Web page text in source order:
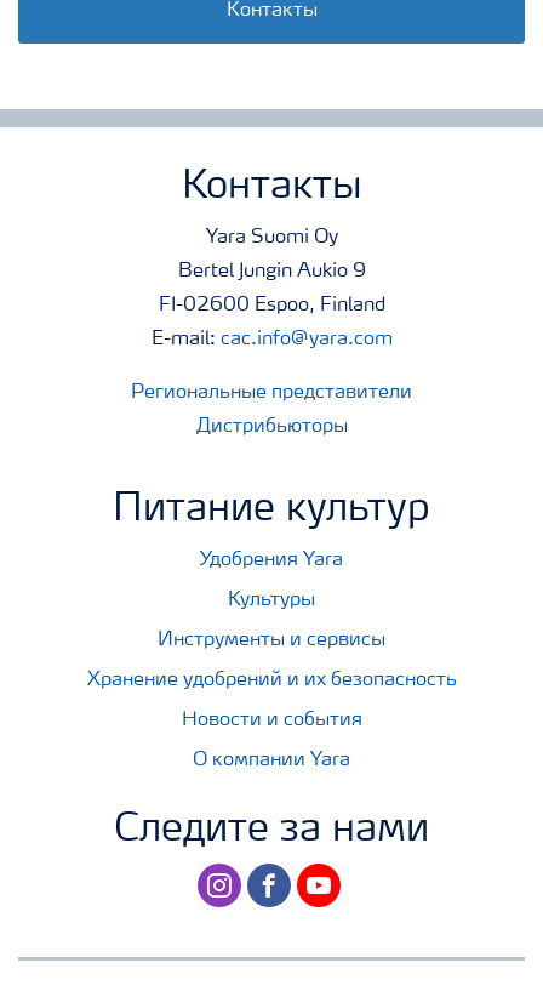
Контакты
Контакты
Yara Suomi Oy
Bertel Jungin Aukio 9
FI-02600 Espoo, Finland
E-mail: cac.info@yara.com
Региональные представители
Дистрибьюторы
Питание культур
Удобрения Yara
Культуры
Инструменты и сервисы
Хранение удобрений и их безопасность
Новости и события
О компании Yara
Следите за нами
instagramfacebookyoutube